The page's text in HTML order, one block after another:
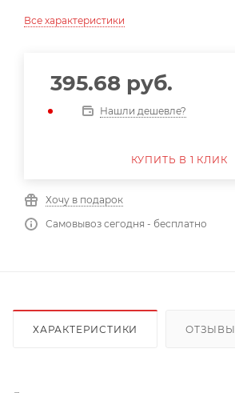
Все характеристики
395.68 руб.
Нашли дешевле?
КУПИТЬ В 1 КЛИК
Хочу в подарок
Самовывоз сегодня - бесплатно
ХАРАКТЕРИСТИКИ ОТЗЫВЫ